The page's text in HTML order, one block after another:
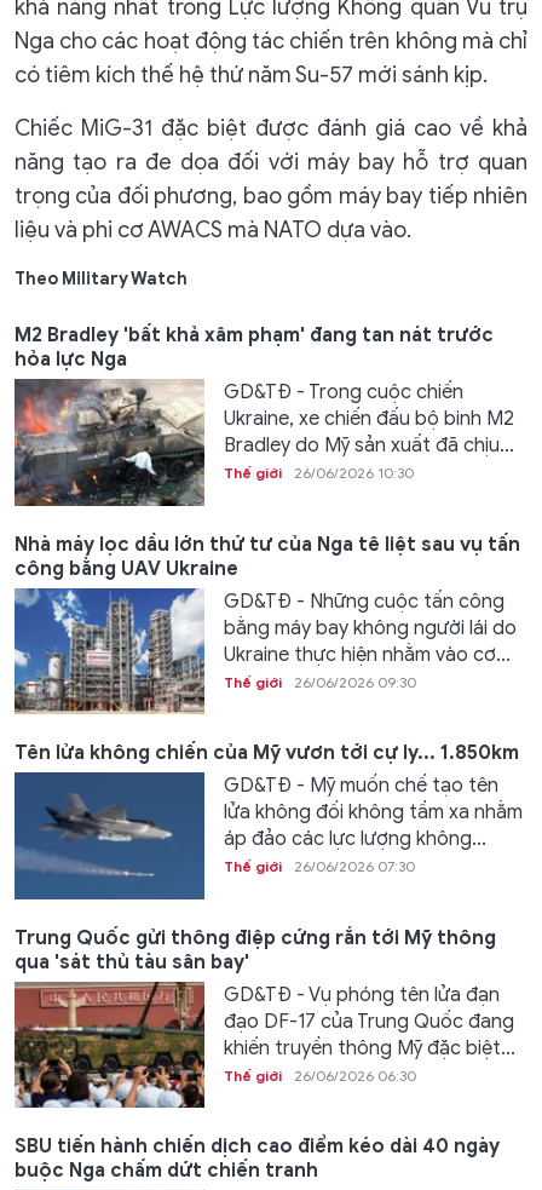
khả năng nhất trong Lực lượng Không quân Vũ trụ
Nga cho các hoạt động tác chiến trên không mà chỉ
có tiêm kích thế hệ thứ năm Su-57 mới sánh kịp.
Chiếc MiG-31 đặc biệt được đánh giá cao về khả
năng tạo ra đe dọa đối với máy bay hỗ trợ quan
trọng của đối phương, bao gồm máy bay tiếp nhiên
liệu và phi cơ AWACS mà NATO dựa vào.
Theo Military Watch
M2 Bradley 'bất khả xâm phạm' đang tan nát trước
hỏa lực Nga
GD&TĐ - Trong cuộc chiến
Ukraine, xe chiến đấu bộ binh M2
Bradley do Mỹ sản xuất đã chịu...
Thế giới 26/06/2026 10:30
Nhà máy lọc dầu lớn thứ tư của Nga tê liệt sau vụ tấn
công bằng UAV Ukraine
GD&TĐ - Những cuộc tấn công
bằng máy bay không người lái do
Ukraine thực hiện nhằm vào cơ...
Thế giới 26/06/2026 09:30
Tên lửa không chiến của Mỹ vươn tới cự ly... 1.850km
GD&TĐ - Mỹ muốn chế tạo tên
lửa không đối không tầm xa nhằm
áp đảo các lực lượng không...
Thế giới 26/06/2026 07:30
Trung Quốc gửi thông điệp cứng rắn tới Mỹ thông
qua 'sát thủ tàu sân bay'
GD&TĐ - Vụ phóng tên lửa đạn
đạo DF-17 của Trung Quốc đang
khiến truyền thông Mỹ đặc biệt...
Thế giới 26/06/2026 06:30
SBU tiến hành chiến dịch cao điểm kéo dài 40 ngày
buộc Nga chấm dứt chiến tranh